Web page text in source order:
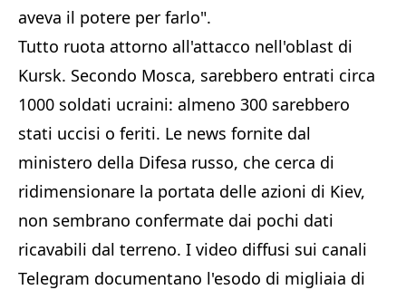
aveva il potere per farlo".
Tutto ruota attorno all'attacco nell'oblast di
Kursk. Secondo Mosca, sarebbero entrati circa
1000 soldati ucraini: almeno 300 sarebbero
stati uccisi o feriti. Le news fornite dal
ministero della Difesa russo, che cerca di
ridimensionare la portata delle azioni di Kiev,
non sembrano confermate dai pochi dati
ricavabili dal terreno. I video diffusi sui canali
Telegram documentano l'esodo di migliaia di